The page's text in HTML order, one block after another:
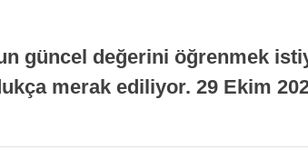
güncel değerini öğrenmek
merak ediliyor. 29 Ekim